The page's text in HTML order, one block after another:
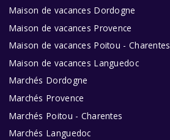
Maison de vacances Dordogne
Maison de vacances Provence
Maison de vacances Poitou - Charentes
Maison de vacances Languedoc
Marchés Dordogne
Marchés Provence
Marchés Poitou - Charentes
Marchés Languedoc